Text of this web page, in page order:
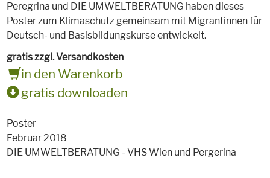
Peregrina und DIE UMWELTBERATUNG haben dieses
Poster zum Klimaschutz gemeinsam mit Migrantinnen für
Deutsch- und Basisbildungskurse entwickelt.
gratis zzgl. Versandkosten
in den Warenkorb
gratis downloaden
Poster
Februar 2018
DIE UMWELTBERATUNG - VHS Wien und Pergerina